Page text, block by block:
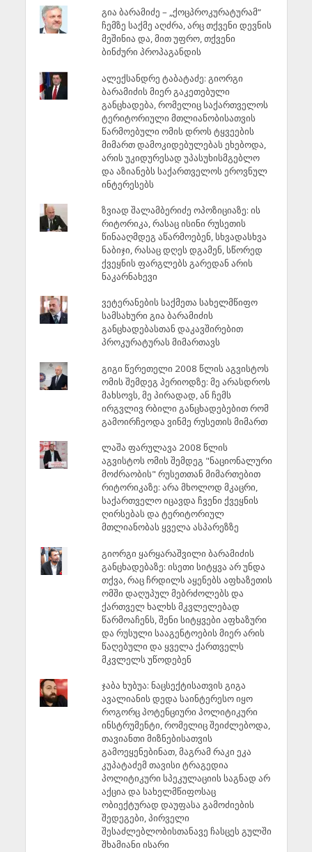
გია ბარამიძე – „ქოცპროკურატურამ“
ჩემზე საქმე აღძრა, არც თქვენი დევნის
მეშინია და, მით უფრო, თქვენი
ბინძური პროპაგანდის
ალექსანდრე ტაბატაძე: გიორგი
ბარამიძის მიერ გაკეთებული
განცხადება, რომელიც საქართველოს
ტერიტორიული მთლიანობისათვის
წარმოებული ომის დროს ტყვეების
მიმართ დამოკიდებულებას ეხებოდა,
არის უკიდურესად უპასუხისმგებლო
და აზიანებს საქართველოს ეროვნულ
ინტერესებს
ზვიად შალამბერიძე ოპოზიციაზე: ის
რიტორიკა, რასაც ისინი რუსეთის
წინააღმდეგ აწარმოებენ, სხვადასხვა
ნაბიჯი, რასაც დღეს დგამენ, სწორედ
ქვეყნის ფარგლებს გარედან არის
ნაკარნახევი
ვეტერანების საქმეთა სახელმწიფო
სამსახური გია ბარამიძის
განცხადებასთან დაკავშირებით
პროკურატურას მიმართავს
გიგი წერეთელი 2008 წლის აგვისტოს
ომის შემდეგ პერიოდზე: მე არასდროს
მახსოვს, მე პირადად, ან ჩემს
ირგვლივ რბილი განცხადებებით რომ
გამოირჩეოდა ვინმე რუსეთის მიმართ
ლაშა ფარულავა 2008 წლის
აგვისტოს ომის შემდეგ "ნაციონალური
მოძრაობის" რუსეთთან მიმართებით
რიტორიკაზე: არა მხოლოდ მკაცრი,
საქართველო იცავდა ჩვენი ქვეყნის
ღირსებას და ტერიტორიულ
მთლიანობას ყველა ასპარეზზე
გიორგი ყარყარაშვილი ბარამიძის
განცხადებაზე: ისეთი სიტყვა არ უნდა
თქვა, რაც ჩრდილს აყენებს აფხაზეთის
ომში დაღუპულ მებრძოლებს და
ქართველ ხალხს მკვლელებად
წარმოაჩენს, შენი სიტყვები აფხაზური
და რუსული სააგენტოების მიერ არის
წაღებული და ყველა ქართველს
მკვლელს უწოდებენ
ჯაბა ხუბუა: ნაცსექტისათვის გიგა
ავალიანის დედა საინტერესო იყო
როგორც პოტენციური პოლიტიკური
ინსტრუმენტი, რომელიც შეიძლებოდა,
თავიანთი მიზნებისათვის
გამოეყენებინათ, მაგრამ რაკი ეკა
კუპატაძემ თავისი ტრაგედია
პოლიტიკური სპეკულაციის საგნად არ
აქცია და სახელმწიფოსაც
ობიექტურად დაუფასა გამოძიების
შედეგები, პირველი
შესაძლებლობისთანავე ჩასცეს გულში
შხამიანი ისარი